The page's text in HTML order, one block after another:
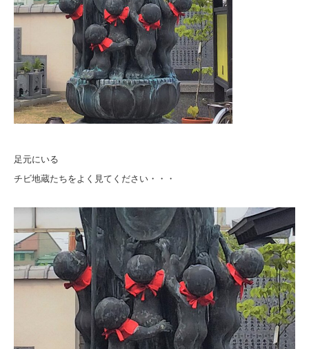
足元にいる
チビ地蔵たちをよく見てください・・・